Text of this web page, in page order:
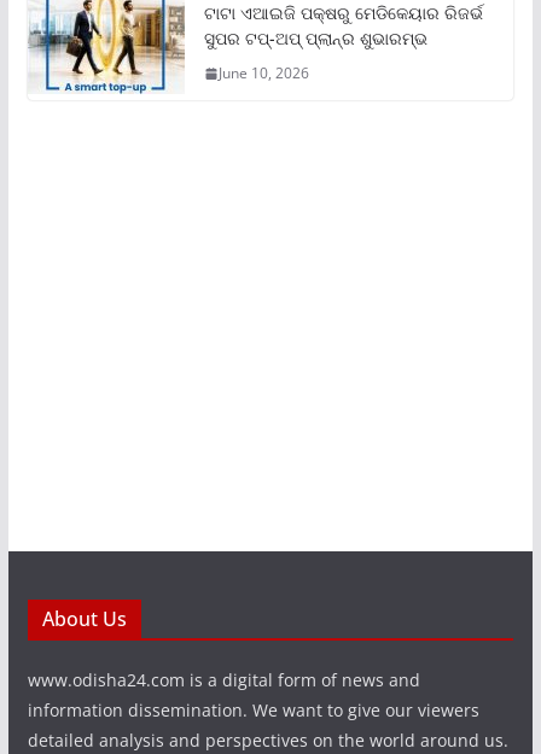
ଟାଟା ଏଆଇଜି ପକ୍ଷରୁ ମେଡିକେୟାର ରିଜର୍ଭ
ସୁପର ଟପ୍‌-ଅପ୍ ପ୍ଲାନ୍‌ର ଶୁଭାରମ୍ଭ
June 10, 2026
About Us
www.odisha24.com is a digital form of news and
information dissemination. We want to give our viewers
detailed analysis and perspectives on the world around us.